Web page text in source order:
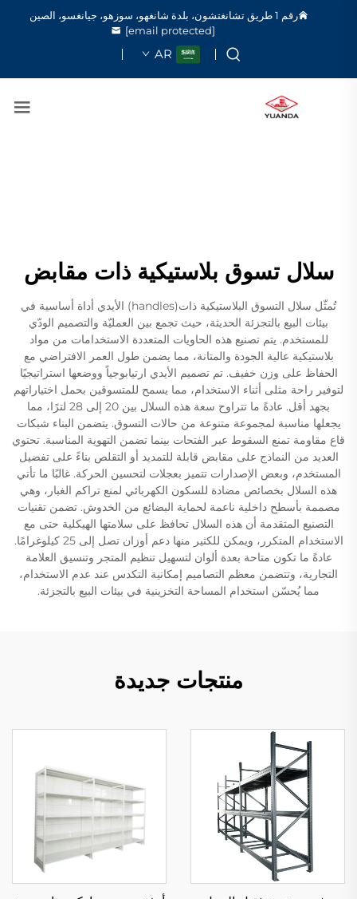
رقم 1 طريق تشانغتشون، بلدة شانغهو، سوزهو، جيانغسو، الصين
[email protected]
AR
سلال تسوق بلاستيكية ذات مقابض
تُمثّل سلال التسوق البلاستيكية ذات(handles) الأيدي أداة أساسية في
بيئات البيع بالتجزئة الحديثة، حيث تجمع بين العمليّة والتصميم الودّي
للمستخدم. يتم تصنيع هذه الحاويات المتعددة الاستخدامات من مواد
بلاستيكية عالية الجودة والمتانة، مما يضمن طول العمر الافتراضي مع
الحفاظ على وزن خفيف. تم تصميم الأيدي ارتيابوجياً ووضعها استراتيجيًا
لتوفير راحة مثلى أثناء الاستخدام، مما يسمح للمتسوقين بحمل اختياراتهم
بجهد أقل. عادةً ما تتراوح سعة هذه السلال بين 20 إلى 28 لترًا، مما
يجعلها مناسبة لمجموعة متنوعة من حالات التسوق. يتضمن البناء شبكات
قاع مقاومة تمنع السقوط عبر الفتحات بينما تضمن التهوية المناسبة. تحتوي
العديد من النماذج على مقابض قابلة للتمديد أو التقلص بناءً على تفضيل
المستخدم، وبعض الإصدارات تتميز بعجلات لتحسين الحركة. غالبًا ما تأتي
هذه السلال بخصائص مضادة للسكون الكهربائي لمنع تراكم الغبار، وهي
مصممة بأسطح داخلية ناعمة لحماية البضائع من الخدوش. تضمن تقنيات
التصنيع المتقدمة أن هذه السلال تحافظ على سلامتها الهيكلية حتى مع
الاستخدام المتكرر، ويمكن للكثير منها دعم أوزان تصل إلى 25 كيلوغرامًا.
عادةً ما تكون متاحة بعدة ألوان لتسهيل تنظيم المتجر وتنسيق العلامة
التجارية، وتتضمن معظم التصاميم إمكانية التكدس عند عدم الاستخدام،
مما يُحسّن استخدام المساحة التخزينية في بيئات البيع بالتجزئة.
منتجات جديدة